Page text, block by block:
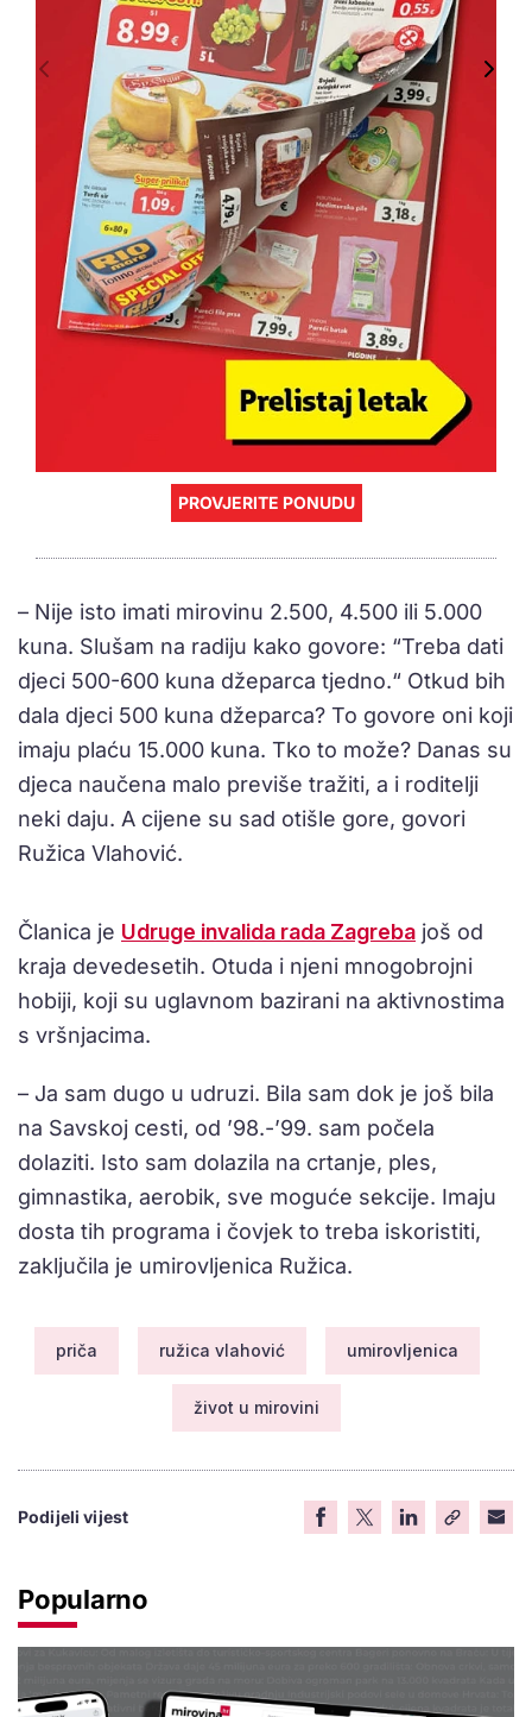
PROVJERITE PONUDU
– Nije isto imati mirovinu 2.500, 4.500 ili 5.000
kuna. Slušam na radiju kako govore: “Treba dati
djeci 500-600 kuna džeparca tjedno.“ Otkud bih
dala djeci 500 kuna džeparca? To govore oni koji
imaju plaću 15.000 kuna. Tko to može? Danas su
djeca naučena malo previše tražiti, a i roditelji
neki daju. A cijene su sad otišle gore, govori
Ružica Vlahović.
Članica je Udruge invalida rada Zagreba još od
kraja devedesetih. Otuda i njeni mnogobrojni
hobiji, koji su uglavnom bazirani na aktivnostima
s vršnjacima.
– Ja sam dugo u udruzi. Bila sam dok je još bila
na Savskoj cesti, od ’98.-’99. sam počela
dolaziti. Isto sam dolazila na crtanje, ples,
gimnastika, aerobik, sve moguće sekcije. Imaju
dosta tih programa i čovjek to treba iskoristiti,
zaključila je umirovljenica Ružica.
priča ružica vlahović umirovljenica
život u mirovini
Podijeli vijest
Popularno